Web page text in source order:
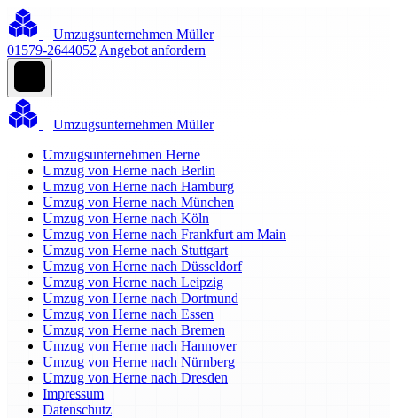
Umzugsunternehmen Müller
01579-2644052 Angebot anfordern
Umzugsunternehmen Müller
Umzugsunternehmen Herne
Umzug von Herne nach Berlin
Umzug von Herne nach Hamburg
Umzug von Herne nach München
Umzug von Herne nach Köln
Umzug von Herne nach Frankfurt am Main
Umzug von Herne nach Stuttgart
Umzug von Herne nach Düsseldorf
Umzug von Herne nach Leipzig
Umzug von Herne nach Dortmund
Umzug von Herne nach Essen
Umzug von Herne nach Bremen
Umzug von Herne nach Hannover
Umzug von Herne nach Nürnberg
Umzug von Herne nach Dresden
Impressum
Datenschutz